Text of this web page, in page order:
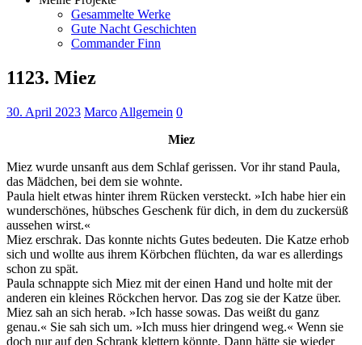
Gesammelte Werke
Gute Nacht Geschichten
Commander Finn
1123. Miez
30. April 2023 Marco Allgemein 0
Miez
Miez wurde unsanft aus dem Schlaf gerissen. Vor ihr stand Paula,
das Mädchen, bei dem sie wohnte.
Paula hielt etwas hinter ihrem Rücken versteckt. »Ich habe hier ein
wunderschönes, hübsches Geschenk für dich, in dem du zuckersüß
aussehen wirst.«
Miez erschrak. Das konnte nichts Gutes bedeuten. Die Katze erhob
sich und wollte aus ihrem Körbchen flüchten, da war es allerdings
schon zu spät.
Paula schnappte sich Miez mit der einen Hand und holte mit der
anderen ein kleines Röckchen hervor. Das zog sie der Katze über.
Miez sah an sich herab. »Ich hasse sowas. Das weißt du ganz
genau.« Sie sah sich um. »Ich muss hier dringend weg.« Wenn sie
doch nur auf den Schrank klettern könnte. Dann hätte sie wieder